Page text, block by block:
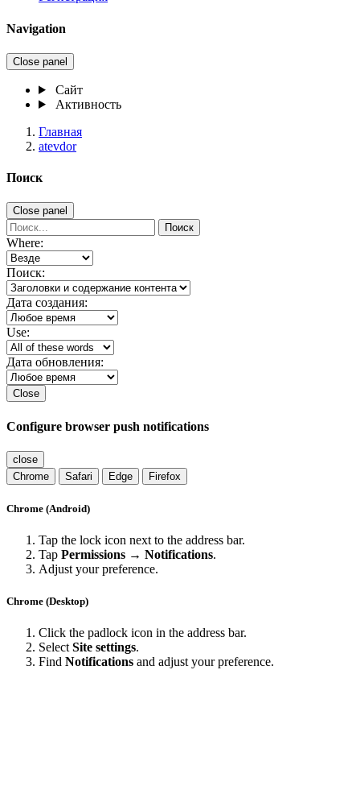
Navigation
Close panel
Сайт
Активность
Главная
atevdor
Поиск
Close panel
Поиск
Where:
Поиск:
Дата создания:
Use:
Дата обновления:
Close
Configure browser push notifications
close
Chrome
Safari Edge Firefox
Chrome (Android)
Tap the lock icon next to the address bar.
Tap Permissions → Notifications.
Adjust your preference.
Chrome (Desktop)
Click the padlock icon in the address bar.
Select Site settings.
Find Notifications and adjust your preference.